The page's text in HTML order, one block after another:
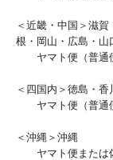
＜近畿・中国＞滋
根・岡山・広島・山
ヤマト便（普通
＜四国内＞徳島・香
ヤマト便（普通
＜沖縄＞沖縄
ヤマト便または佐